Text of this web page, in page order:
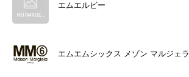
エムエルビー
エムエムシックス メゾン マルジェラ